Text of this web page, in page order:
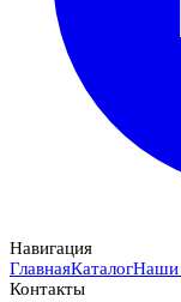
Навигация
ГлавнаяКаталогНаши
Контакты